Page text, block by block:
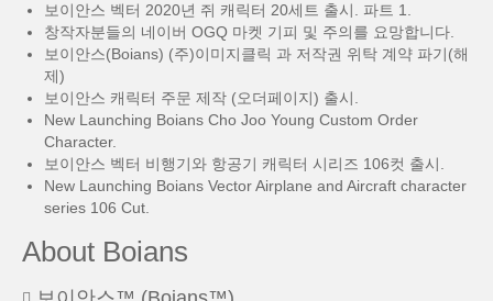
보이안스 벡터 2020년 쥐 캐릭터 20세트 출시. 파트 1.
창작자분들의 네이버 OGQ 마켓 기피 및 주의를 요망합니다.
보이안스(Boians) (주)이미지클릭 과 저작권 위탁 계약 파기(해
제)
보이안스 캐릭터 주문 제작 (오더페이지) 출시.
New Launching Boians Cho Joo Young Custom Order
Character.
보이안스 벡터 비행기와 항공기 캐릭터 시리즈 106컷 출시.
New Launching Boians Vector Airplane and Aircraft character
series 106 Cut.
About Boians